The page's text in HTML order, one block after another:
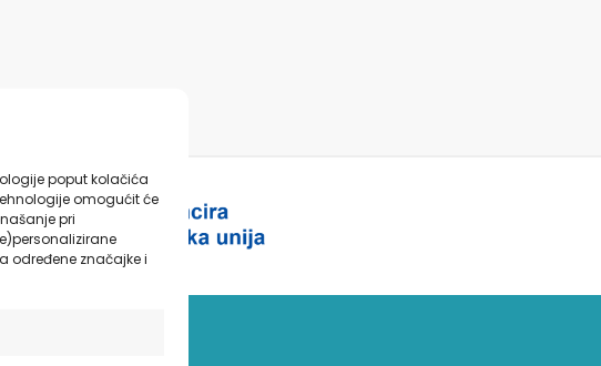
poput kolačića
omogućit će
pri
određene značajke i